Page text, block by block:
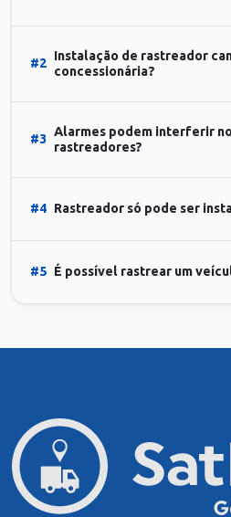
#2
Instalação de rastreador
concessionária?
#3
Alarmes podem interferir
rastreadores?
#4 Rastreador só pode ser
#5 É possível rastrear um